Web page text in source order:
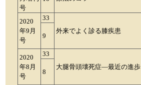
号
2020
年9月
号
33
外来でよく診る膝疾患
9
2020
年8月
号
33
大腿骨頭壊死症―最近の進歩
8